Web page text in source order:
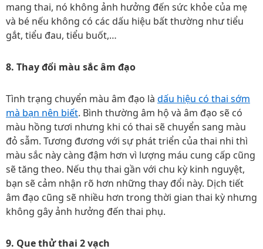
mang thai, nó không ảnh hưởng đến sức khỏe của mẹ
và bé nếu không có các dấu hiệu bất thường như tiểu
gắt, tiểu đau, tiểu buốt,…
8. Thay đổi màu sắc âm đạo
Tình trạng chuyển màu âm đạo là dấu hiệu có thai sớm
mà bạn nên biết. Bình thường âm hộ và âm đạo sẽ có
màu hồng tươi nhưng khi có thai sẽ chuyển sang màu
đỏ sẫm. Tương đương với sự phát triển của thai nhi thì
màu sắc này càng đậm hơn vì lượng máu cung cấp cũng
sẽ tăng theo. Nếu thụ thai gần với chu kỳ kinh nguyệt,
bạn sẽ cảm nhận rõ hơn những thay đổi này. Dịch tiết
âm đạo cũng sẽ nhiều hơn trong thời gian thai kỳ nhưng
không gây ảnh hưởng đến thai phụ.
9. Que thử thai 2 vạch